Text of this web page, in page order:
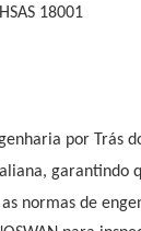
18001
por Trás
garantindo
as normas de